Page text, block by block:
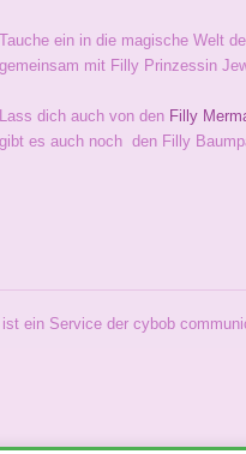
Tauche ein in die magische Welt
gemeinsam mit Filly Prinzessin
Lass dich auch von den Filly
gibt es auch noch den Filly
ein Service der cybob